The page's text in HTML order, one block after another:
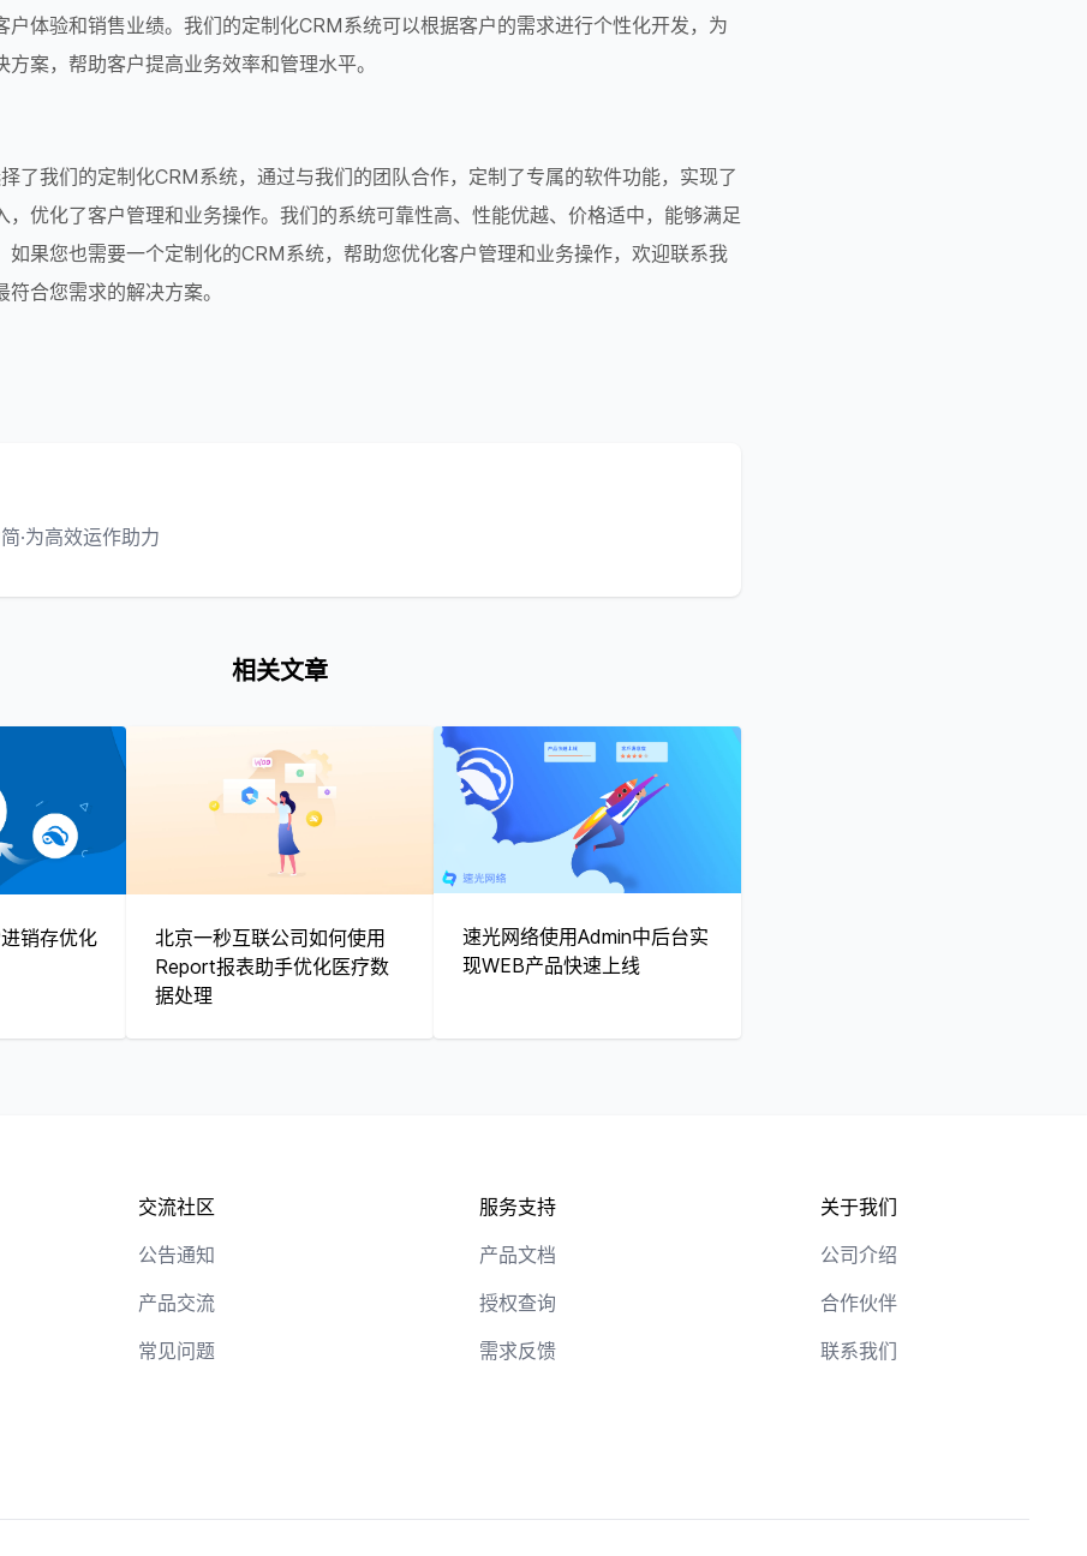
户体验和销售业绩。我们的定制化CRM系统可以根据客户的需求进行个性化开发，为
案，帮助客户提高业务效率和管理水平。
，优化了客户管理和业务操作。我们的系统可靠性高、性能优越、价格适中，能够满足
如果您也需要一个定制化的CRM系统，帮助您优化客户管理和业务操作，欢迎联系我
合您需求的解决方案。
·为高效运作助力
相关文章
销存优化
北京一秒互联公司如何使用
Report报表助手优化医疗数
据处理
速光网络使用Admin中后台实
现WEB产品快速上线
交流社区
公告通知
产品交流
常见问题
服务支持
产品文档
授权查询
需求反馈
关于我们
公司介绍
合作伙伴
联系我们